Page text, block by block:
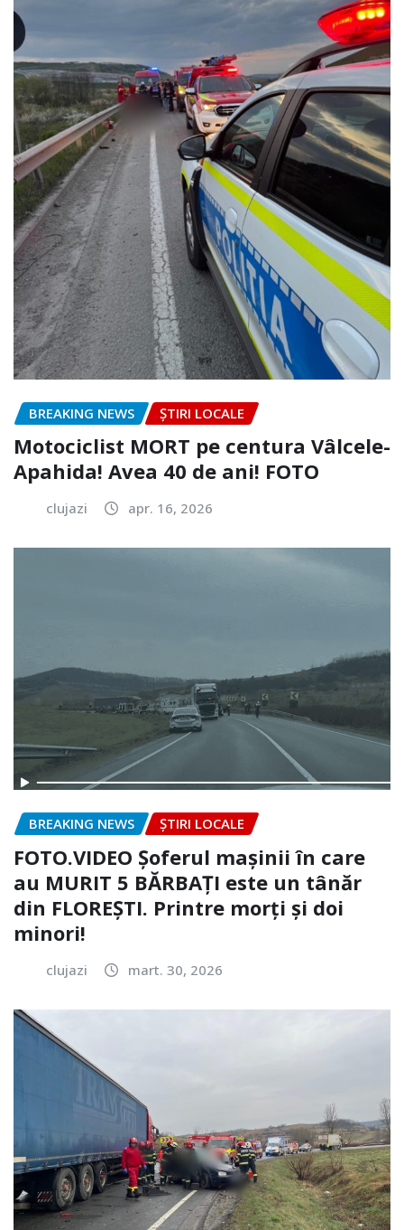
BREAKING NEWS ȘTIRI LOCALE
Motociclist MORT pe centura Vâlcele-
Apahida! Avea 40 de ani! FOTO
clujazi apr. 16, 2026
BREAKING NEWS ȘTIRI LOCALE
FOTO.VIDEO Șoferul mașinii în care
au MURIT 5 BĂRBAȚI este un tânăr
din FLOREȘTI. Printre morți și doi
minori!
clujazi mart. 30, 2026